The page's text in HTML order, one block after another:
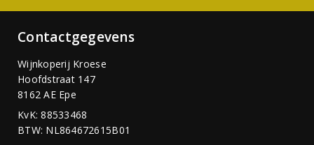
Contactgegevens
Wijnkoperij Kroese
Hoofdstraat 147
8162 AE Epe
KvK: 88533468
BTW: NL864672615B01